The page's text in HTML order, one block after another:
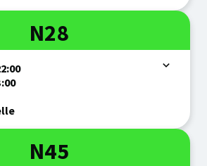
Linie
N28
Linie
N45